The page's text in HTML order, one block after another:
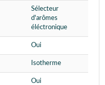
Sélecteur
d'arômes
éléctronique
Oui
Isotherme
Oui